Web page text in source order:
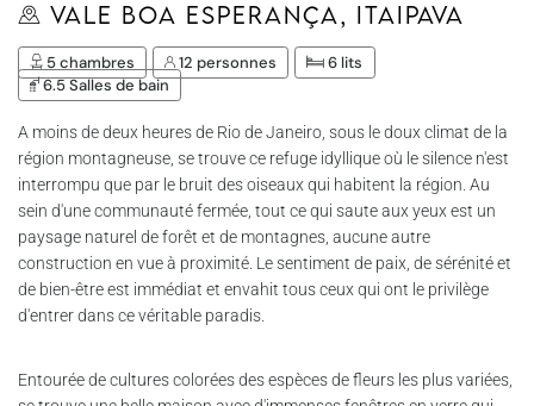
Vale Boa Esperança, Itaipava
5 chambres 12 personnes
6 lits
6.5 Salles de bain
A moins de deux heures de Rio de Janeiro, sous le doux climat de la
région montagneuse, se trouve ce refuge idyllique où le silence n'est
interrompu que par le bruit des oiseaux qui habitent la région. Au
sein d'une communauté fermée, tout ce qui saute aux yeux est un
paysage naturel de forêt et de montagnes, aucune autre
construction en vue à proximité. Le sentiment de paix, de sérénité et
de bien-être est immédiat et envahit tous ceux qui ont le privilège
d'entrer dans ce véritable paradis.
Entourée de cultures colorées des espèces de fleurs les plus variées,